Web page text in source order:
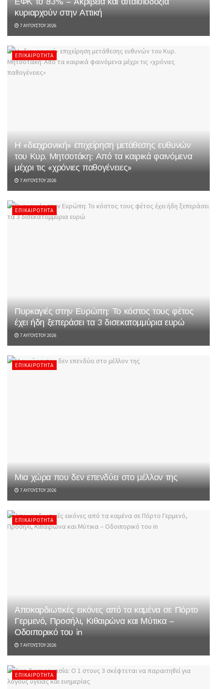
κυριαρχούν στην Αττική
7 ΑΥΓΟΎΣΤΟΥ 2026
ΕΠΙΚΑΙΡΌΤΗΤΑ
Η «διαχρονική» επιχείρηση μετάθεσης ευθυνών
του Κυρ. Μητσοτάκη: Από τα καιρικά φαινόμενα
μέχρι τις «χρόνιες παθογένειες»
7 ΑΥΓΟΎΣΤΟΥ 2026
ΕΠΙΚΑΙΡΌΤΗΤΑ
Πυρκαγιές στην Ευρώπη: Το κόστος τους φέτος
έχει ήδη ξεπεράσει τα 3 δισεκατομμύρια ευρώ
7 ΑΥΓΟΎΣΤΟΥ 2026
ΕΠΙΚΑΙΡΌΤΗΤΑ
Μια χώρα που δεν επενδύει στο μέλλον της
7 ΑΥΓΟΎΣΤΟΥ 2026
ΕΠΙΚΑΙΡΌΤΗΤΑ
Αποκαρδιωτικές εικόνες από τα καμένα σε Πόρτο
Γερμενό, Προσήλι, Κιθαιρώνα και Μύτικα –
Οδοιπορικό του in
7 ΑΥΓΟΎΣΤΟΥ 2026
ΕΠΙΚΑΙΡΌΤΗΤΑ